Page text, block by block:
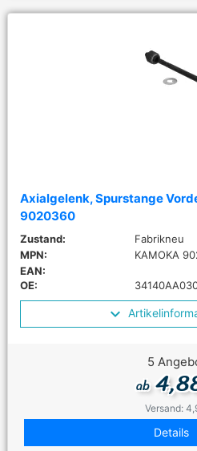
Axialgelenk, Spurstange
9020360
Zustand:
Fabrikneu
MPN:
KAMOKA
EAN:
OE:
5
ab
Versand:
Details